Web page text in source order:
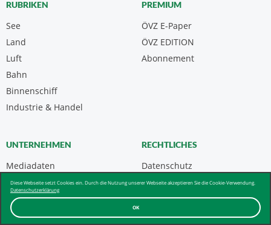
OK
Diese Webseite setzt Cookies ein. Durch die Nutzung unserer Webseite akzeptieren Sie die Cookie-Verwendung.
Datenschutzerklärung
RUBRIKEN
See
Land
Luft
Bahn
Binnenschiff
Industrie & Handel
PREMIUM
ÖVZ E-Paper
Abonnement
ÖVZ EDITION
UNTERNEHMEN
Mediadaten
Kontakt
Über uns & AGB
RECHTLICHES
Datenschutz
Impressum